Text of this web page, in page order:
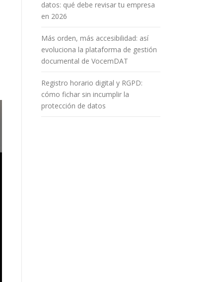
C
Ó
datos: qué debe revisar tu empresa
en 2026
Más orden, más accesibilidad: así
evoluciona la plataforma de gestión
documental de VocemDAT
Registro horario digital y RGPD:
cómo fichar sin incumplir la
protección de datos